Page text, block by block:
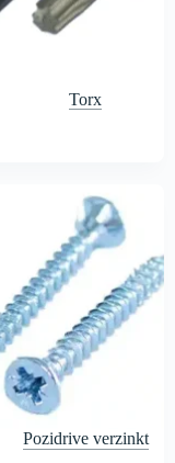
Torx
Pozidrive verzinkt